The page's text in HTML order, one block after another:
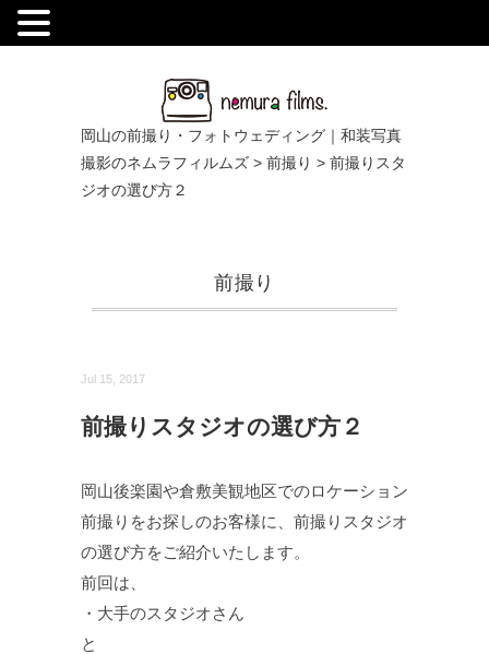
岡山の前撮り・フォトウェディング｜和装写真
撮影のネムラフィルムズ > 前撮り > 前撮りスタ
ジオの選び方２
前撮り
Jul 15, 2017
前撮りスタジオの選び方２
岡山後楽園や倉敷美観地区でのロケーション
前撮りをお探しのお客様に、前撮りスタジオ
の選び方をご紹介いたします。
前回は、
・大手のスタジオさん
と